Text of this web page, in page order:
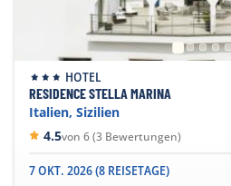
HOTEL
RESIDENCE STELLA MARINA
Italien, Sizilien
4.5von 6 (3 Bewertungen)
7 OKT. 2026 (8 REISETAGE)